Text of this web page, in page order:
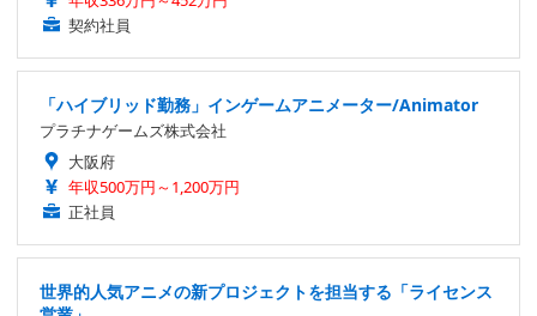
契約社員
「ハイブリッド勤務」インゲームアニメーター/Animator
プラチナゲームズ株式会社
大阪府
年収500万円～1,200万円
正社員
世界的人気アニメの新プロジェクトを担当する「ライセンス